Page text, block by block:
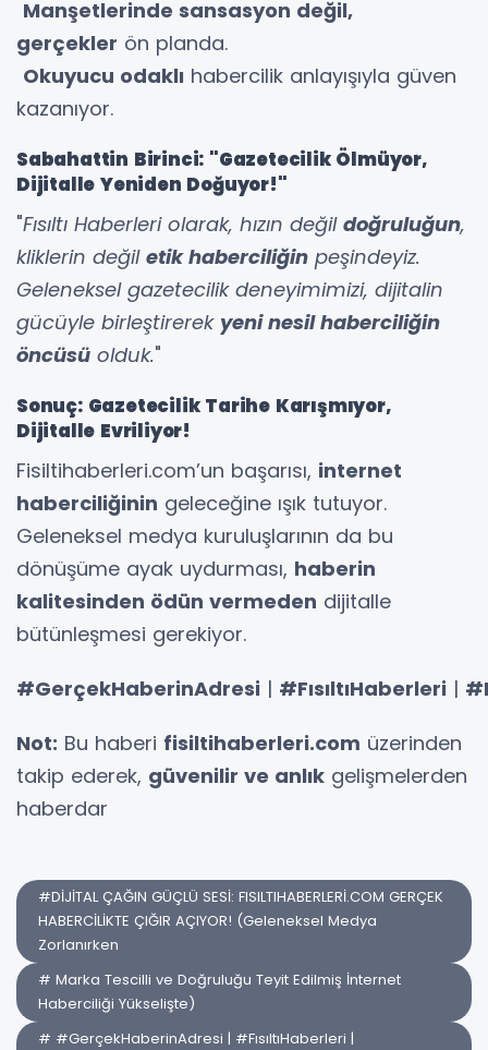
Manşetlerinde sansasyon değil,
gerçekler ön planda.
Okuyucu odaklı habercilik anlayışıyla güven
kazanıyor.
Sabahattin Birinci: "Gazetecilik Ölmüyor,
Dijitalle Yeniden Doğuyor!"
"Fısıltı Haberleri olarak, hızın değil doğruluğun,
kliklerin değil etik haberciliğin peşindeyiz.
Geleneksel gazetecilik deneyimimizi, dijitalin
gücüyle birleştirerek yeni nesil haberciliğin
öncüsü olduk."
Sonuç: Gazetecilik Tarihe Karışmıyor,
Dijitalle Evriliyor!
Fisiltihaberleri.com’un başarısı, internet
haberciliğinin geleceğine ışık tutuyor.
Geleneksel medya kuruluşlarının da bu
dönüşüme ayak uydurması, haberin
kalitesinden ödün vermeden dijitalle
bütünleşmesi gerekiyor.
#GerçekHaberinAdresi | #FısıltıHaberleri |
Not: Bu haberi fisiltihaberleri.com üzerinden
takip ederek, güvenilir ve anlık gelişmelerden
haberdar
#DİJİTAL ÇAĞIN GÜÇLÜ SESİ: FISILTIHABERLERİ.COM GERÇEK
HABERCİLİKTE ÇIĞIR AÇIYOR! (Geleneksel Medya
Zorlanırken
# Marka Tescilli ve Doğruluğu Teyit Edilmiş İnternet
Haberciliği Yükselişte)
# #GerçekHaberinAdresi | #FısıltıHaberleri |